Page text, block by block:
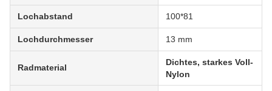
Lochabstand 100*81
Lochdurchmesser 13 mm
Radmaterial
Dichtes, starkes Voll-
Nylon